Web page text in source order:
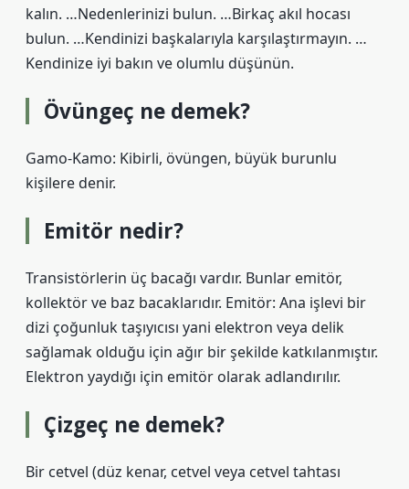
kalın. …Nedenlerinizi bulun. …Birkaç akıl hocası
bulun. …Kendinizi başkalarıyla karşılaştırmayın. …
Kendinize iyi bakın ve olumlu düşünün.
Övüngeç ne demek?
Gamo-Kamo: Kibirli, övüngen, büyük burunlu
kişilere denir.
Emitör nedir?
Transistörlerin üç bacağı vardır. Bunlar emitör,
kollektör ve baz bacaklarıdır. Emitör: Ana işlevi bir
dizi çoğunluk taşıyıcısı yani elektron veya delik
sağlamak olduğu için ağır bir şekilde katkılanmıştır.
Elektron yaydığı için emitör olarak adlandırılır.
Çizgeç ne demek?
Bir cetvel (düz kenar, cetvel veya cetvel tahtası